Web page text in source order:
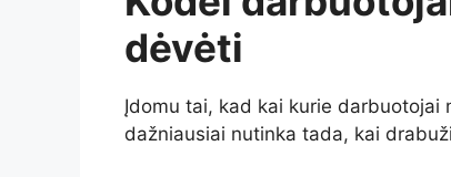
dėvėti
Įdomu tai, kad kai kurie darbuotojai
dažniausiai nutinka tada, kai